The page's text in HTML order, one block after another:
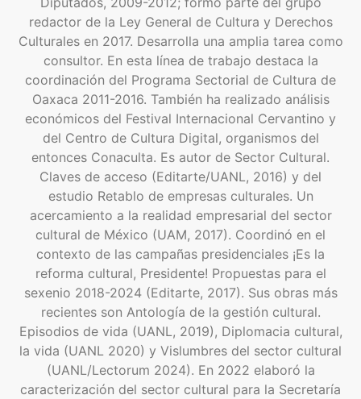
redactor de la Ley General de Cultura y Derechos
Culturales en 2017. Desarrolla una amplia tarea como
consultor. En esta línea de trabajo destaca la
coordinación del Programa Sectorial de Cultura de
Oaxaca 2011-2016. También ha realizado análisis
económicos del Festival Internacional Cervantino y
del Centro de Cultura Digital, organismos del
entonces Conaculta. Es autor de Sector Cultural.
Claves de acceso (Editarte/UANL, 2016) y del
estudio Retablo de empresas culturales. Un
acercamiento a la realidad empresarial del sector
cultural de México (UAM, 2017). Coordinó en el
contexto de las campañas presidenciales ¡Es la
reforma cultural, Presidente! Propuestas para el
sexenio 2018-2024 (Editarte, 2017). Sus obras más
recientes son Antología de la gestión cultural.
Episodios de vida (UANL, 2019), Diplomacia cultural,
la vida (UANL 2020) y Vislumbres del sector cultural
(UANL/Lectorum 2024). En 2022 elaboró la
caracterización del sector cultural para la Secretaría